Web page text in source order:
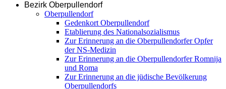
Bezirk Oberpullendorf
Oberpullendorf
Gedenkort Oberpullendorf
Etablierung des Nationalsozialismus
Zur Erinnerung an die Oberpullendorfer Opfer
der NS-Medizin
Zur Erinnerung an die Oberpullendorfer Romnija
und Roma
Zur Erinnerung an die jüdische Bevölkerung
Oberpullendorfs